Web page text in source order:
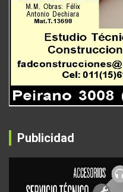
Publicidad